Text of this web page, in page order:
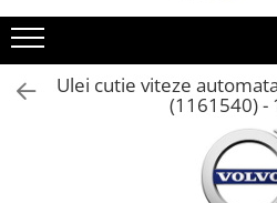
Curatare tapiterie auto
Curatare si intretinere piele
Plastice interioare
Ulei cutie viteze automata
(1161540) -